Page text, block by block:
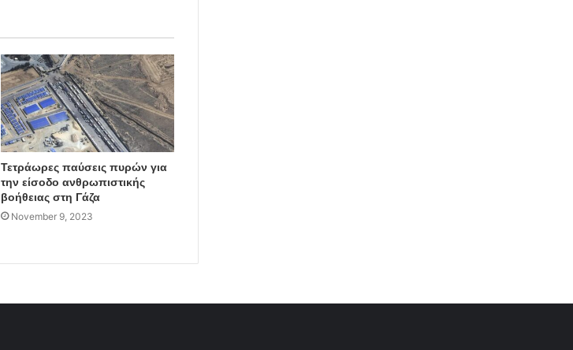
Τετράωρες παύσεις πυρών για
την είσοδο ανθρωπιστικής
βοήθειας στη Γάζα
November 9, 2023